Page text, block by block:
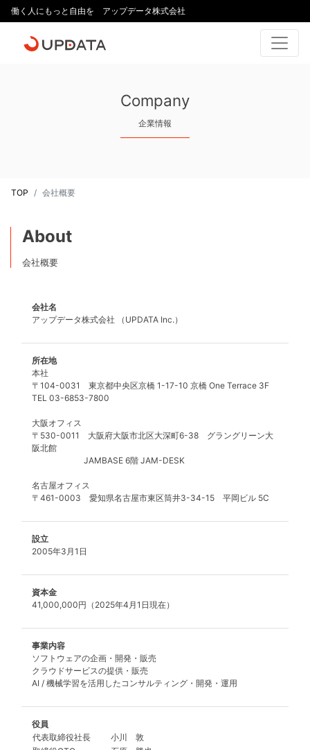
働く人にもっと自由を アップデータ株式会社
Company
企業情報
TOP 会社概要
About
会社概要
会社名
アップデータ株式会社 （UPDATA Inc.）
所在地
本社
〒104-0031 東京都中央区京橋 1-17-10 京橋 One Terrace 3F
TEL 03-6853-7800
大阪オフィス
〒530-0011 大阪府大阪市北区大深町6-38 グラングリーン大
阪北館
JAMBASE 6階 JAM-DESK
名古屋オフィス
〒461-0003 愛知県名古屋市東区筒井3-34-15 平岡ビル 5C
設立
2005年3月1日
資本金
41,000,000円（2025年4月1日現在）
事業内容
ソフトウェアの企画・開発・販売
クラウドサービスの提供・販売
AI / 機械学習を活用したコンサルティング・開発・運用
役員
代表取締役社長
小川 敦